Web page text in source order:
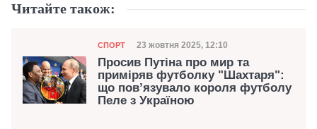
Читайте також:
Категорія
СПОРТ Дата публікації
23 жовтня 2025, 12:10
Просив Путіна про мир та
приміряв футболку "Шахтаря":
що пов’язувало короля футболу
Пеле з Україною